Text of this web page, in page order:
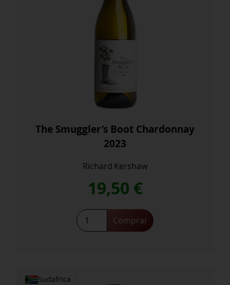
The Smuggler’s Boot Chardonnay
2023
Richard Kershaw
19,50 €
The
Smuggler's
Comprar
Sudafrica